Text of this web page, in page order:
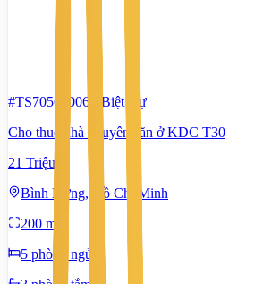
#TS70560006
Biệt thự
Cho thuê nhà nguyên căn ở KDC T30
21 Triệu
Bình Hưng, Hồ Chí Minh
200 m²
5 phòng ngủ